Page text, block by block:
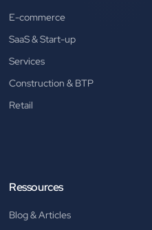
E-commerce
SaaS & Start-up
Services
Construction & BTP
Retail
Ressources
Blog & Articles